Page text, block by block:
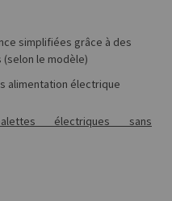
simplifiées grâce à des
le modèle)
alimentation électrique
électriques sans